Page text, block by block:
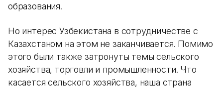
образования.
Но интерес Узбекистана в сотрудничестве с
Казахстаном на этом не заканчивается. Помимо
этого были также затронуты темы сельского
хозяйства, торговли и промышленности. Что
касается сельского хозяйства, наша страна